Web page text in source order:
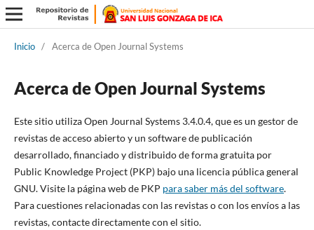
Inicio / Acerca de Open Journal Systems
Acerca de Open Journal Systems
Este sitio utiliza Open Journal Systems 3.4.0.4, que es un gestor de
revistas de acceso abierto y un software de publicación
desarrollado, financiado y distribuido de forma gratuita por
Public Knowledge Project (PKP) bajo una licencia pública general
GNU. Visite la página web de PKP para saber más del software.
Para cuestiones relacionadas con las revistas o con los envíos a las
revistas, contacte directamente con el sitio.